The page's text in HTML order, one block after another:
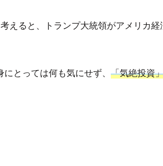
えると、トランプ大統領がアメリカ
とっては何も気にせず、 「気絶投資